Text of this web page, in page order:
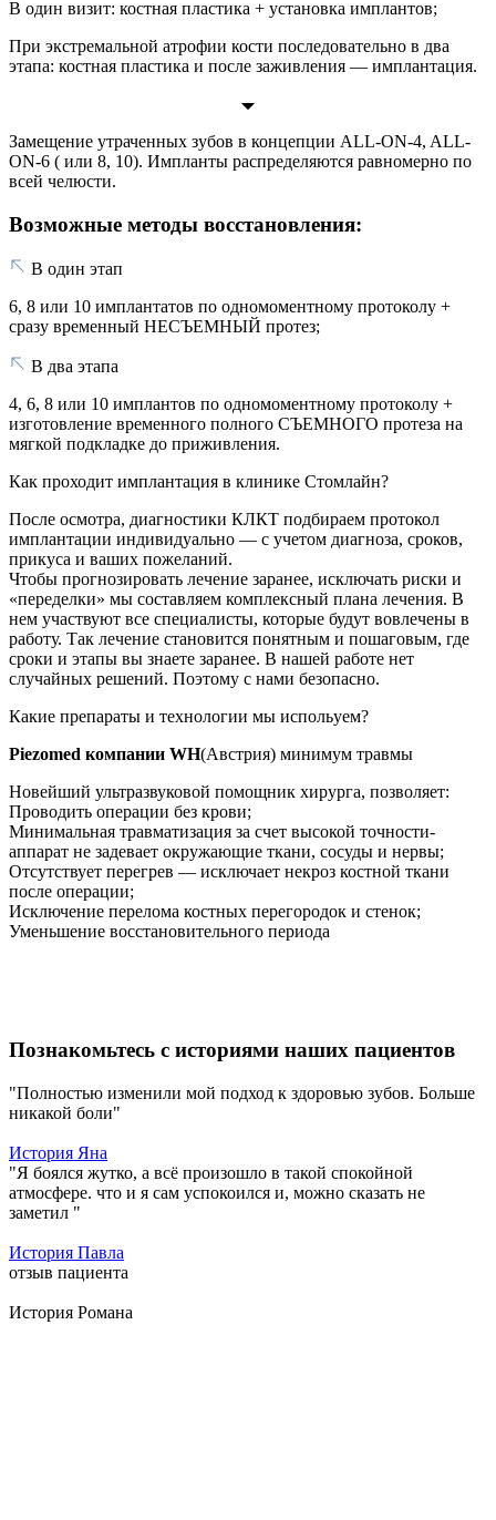
В один визит: костная пластика + установка имплантов;
При экстремальной атрофии кости последовательно в два
этапа: костная пластика и после заживления — имплантация.
Замещение утраченных зубов в концепции ALL-ON-4, ALL-
ON-6 ( или 8, 10). Импланты распределяются равномерно по
всей челюсти.
Возможные методы восстановления:
В один этап
6, 8 или 10 имплантатов по одномоментному протоколу +
сразу временный НЕСЪЕМНЫЙ протез;
В два этапа
4, 6, 8 или 10 имплантов по одномоментному протоколу +
изготовление временного полного СЪЕМНОГО протеза на
мягкой подкладке до приживления.
Как проходит имплантация в клинике Стомлайн?
После осмотра, диагностики КЛКТ подбираем протокол
имплантации индивидуально — с учетом диагноза, сроков,
прикуса и ваших пожеланий.
Чтобы прогнозировать лечение заранее, исключать риски и
«переделки» мы составляем комплексный плана лечения. В
нем участвуют все специалисты, которые будут вовлечены в
работу. Так лечение становится понятным и пошаговым, где
сроки и этапы вы знаете заранее. В нашей работе нет
случайных решений. Поэтому с нами безопасно.
Какие препараты и технологии мы испольуем?
Piezomed компании WH(Австрия) минимум травмы
Новейший ультразвуковой помощник хирурга, позволяет:
Проводить операции без крови;
Минимальная травматизация за счет высокой точности-
аппарат не задевает окружающие ткани, сосуды и нервы;
Отсутствует перегрев — исключает некроз костной ткани
после операции;
Исключение перелома костных перегородок и стенок;
Уменьшение восстановительного периода
Познакомьтесь с историями наших пациентов
"Полностью изменили мой подход к здоровью зубов. Больше
никакой боли"
История Яна
"Я боялся жутко, а всё произошло в такой спокойной
атмосфере. что и я сам успокоился и, можно сказать не
заметил "
История Павла
отзыв пациента
История Романа